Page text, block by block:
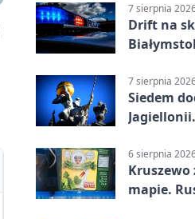
7 sierpnia
Drift na
7 sierpnia
Siedem
6 sierpnia
mapie.